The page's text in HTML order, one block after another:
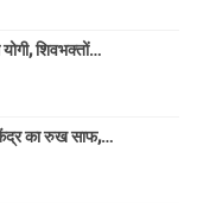
शिवभक्तों…
का रुख साफ,…